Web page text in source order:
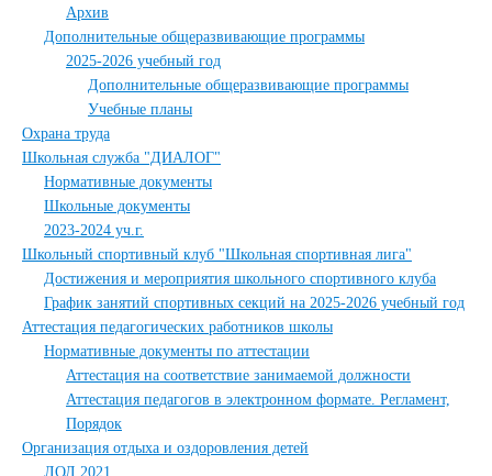
Архив
Дополнительные общеразвивающие программы
2025-2026 учебный год
Дополнительные общеразвивающие программы
Учебные планы
Охрана труда
Школьная служба "ДИАЛОГ"
Нормативные документы
Школьные документы
2023-2024 уч.г.
Школьный спортивный клуб "Школьная спортивная лига"
Достижения и мероприятия школьного спортивного клуба
График занятий спортивных секций на 2025-2026 учебный год
Аттестация педагогических работников школы
Нормативные документы по аттестации
Аттестация на соответствие занимаемой должности
Аттестация педагогов в электронном формате. Регламент,
Порядок
Организация отдыха и оздоровления детей
ЛОЛ 2021